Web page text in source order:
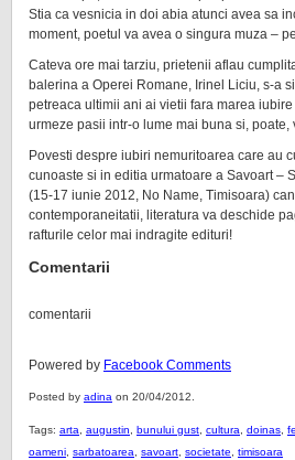
Stia ca vesnicia in doi abia atunci avea sa
moment, poetul va avea o singura muza –
Cateva ore mai tarziu, prietenii aflau
balerina a Operei Romane, Irinel Liciu, s-a
petreaca ultimii ani ai vietii fara marea
urmeze pasii intr-o lume mai buna si, poate,
Povesti despre iubiri nemuritoarea care au
cunoaste si in editia urmatoare a Savoart –
(15-17 iunie 2012, No Name, Timisoara)
contemporaneitatii, literatura va deschide
rafturile celor mai indragite edituri!
Comentarii
comentarii
Powered by Facebook Comments
Posted by adina on 20/04/2012.
Tags: arta augustin bunului gust cultura doinas
oameni sarbatoarea savoart societate timisoara